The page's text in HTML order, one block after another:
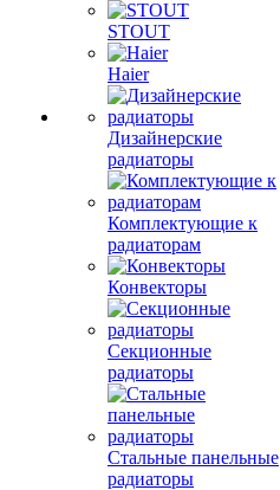
STOUT
Haier
Дизайнерские
радиаторы
Комплектующие к
радиаторам
Конвекторы
Секционные
радиаторы
Стальные панельные
радиаторы